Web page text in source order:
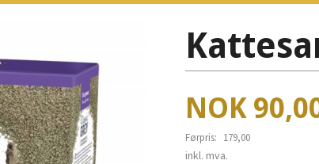
Tilbud
NOK
Førpris: 179,00
Rabatt
inkl. mva.